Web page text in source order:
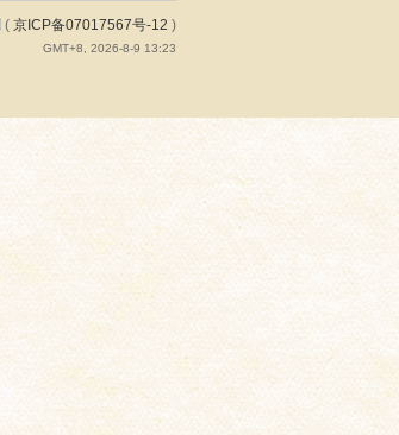
( 京ICP备07017567号-12 )
GMT+8, 2026-8-9 13:23